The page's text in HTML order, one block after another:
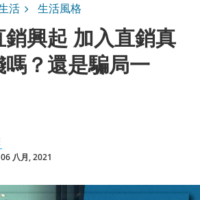
活 生活風格
興起 加入直銷真
？還是騙局一
八月, 2021